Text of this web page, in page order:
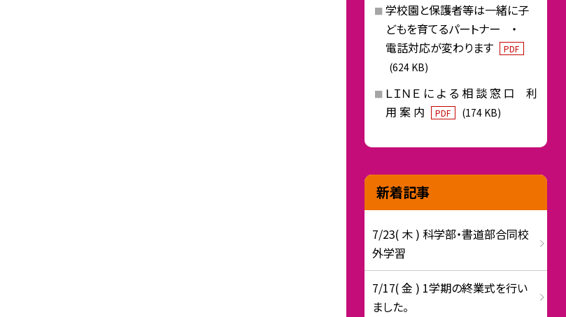
学校園と保護者等は一緒に子
どもを育てるパートナー ・
電話対応が変わります
PDF
(624 KB)
ＬＩＮＥ に よ る 相 談 窓 口 利
用 案 内
PDF (174 KB)
新着記事
7/23( 木 ) 科学部・書道部合同校
外学習
7/17( 金 ) 1学期の終業式を行い
ました。